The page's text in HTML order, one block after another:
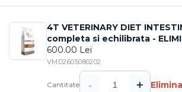
4T VETERINARY DIET
completa si echilibrata -
600.00 Lei
VMD2605080202
Cantitate - + Elimina